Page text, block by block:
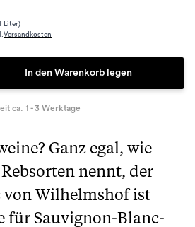
Liter)
Versandkosten
In den Warenkorb legen
ca. 1 - 3 Werktage
Ganz egal, wie
nennt, der
von Wilhelmshof ist
für Sauvignon-Blanc-